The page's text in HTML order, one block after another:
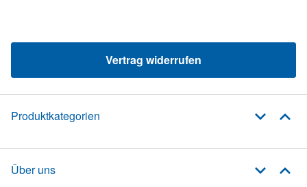
Vertrag widerrufen
Produktkategorien
Über uns